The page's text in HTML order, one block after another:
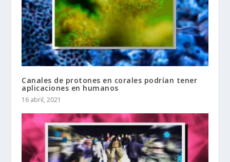
Canales de protones en corales podrían tener
aplicaciones en humanos
16 abril, 2021